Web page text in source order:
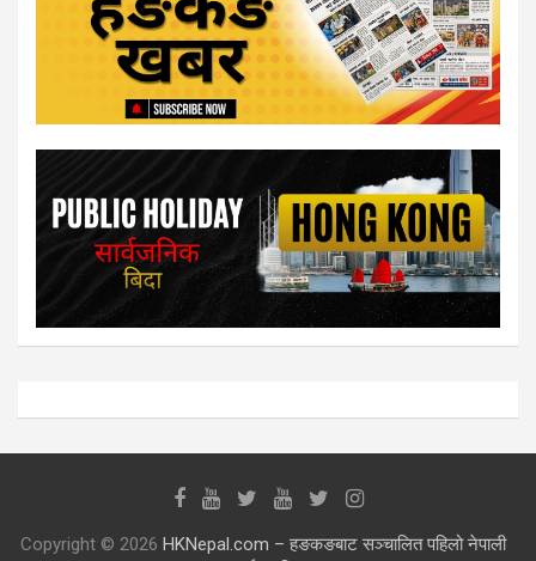
Copyright © 2026 HKNepal.com – हङकङबाट सञ्चालित पहिलो नेपाली